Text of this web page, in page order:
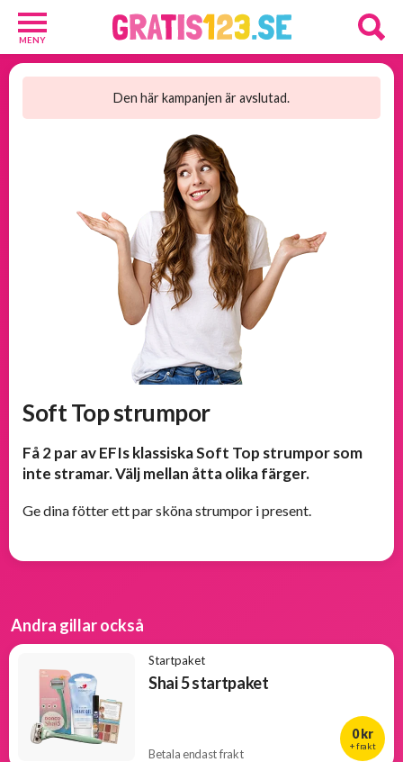
MENY
Den här kampanjen är avslutad.
Soft Top strumpor
Få 2 par av EFIs klassiska Soft Top strumpor som
inte stramar. Välj mellan åtta olika färger.
Ge dina fötter ett par sköna strumpor i present.
Andra gillar också
Startpaket
Shai 5 startpaket
Betala endast frakt
0 kr
+ frakt
Barn
Rakhyvlar
Populära
produkter
Nya